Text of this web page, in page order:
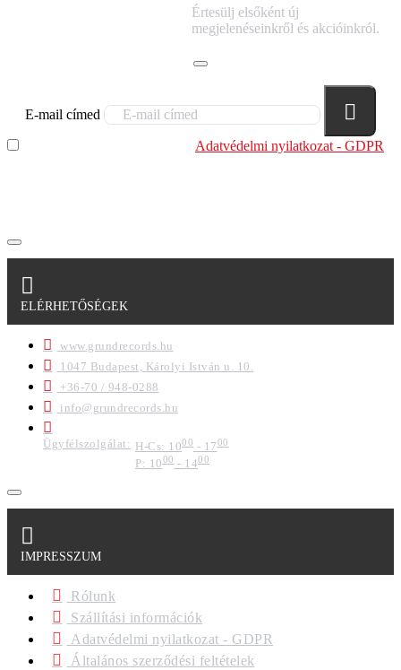
Értesülj elsőként új
megjelenéseinkről és akcióinkról.
E-mail címed
Adatvédelmi nyilatkozat - GDPR
ELÉRHETŐSÉGEK
www.grundrecords.hu
1047 Budapest, Károlyi István u. 10.
+36-70 / 948-0288
info@grundrecords.hu
Ügyfélszolgálat: H-Cs: 1000 - 1700
P: 1000- 1400
IMPRESSZUM
Rólunk
Szállítási információk
Adatvédelmi nyilatkozat - GDPR
Általános szerződési feltételek